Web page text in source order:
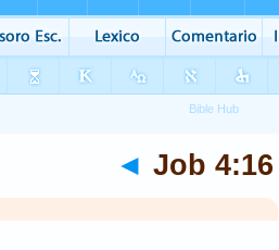
◄ Job 4:16